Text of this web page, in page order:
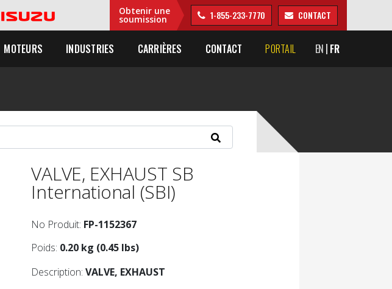
Obtenir une
soumission 1-855-233-7770 CONTACT
MOTEURS INDUSTRIES CARRIÈRES CONTACT PORTAIL EN FR
VALVE, EXHAUST SB
International (SBI)
No Produit: FP-1152367
Poids: 0.20 kg (0.45 lbs)
Description:VALVE, EXHAUST